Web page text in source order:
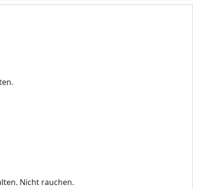
Nicht rauchen.